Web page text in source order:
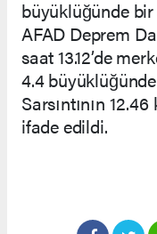
büyüklüğünde
AFAD Deprem
saat 13.12’de
4.4
Sarsıntının
ifade edildi.